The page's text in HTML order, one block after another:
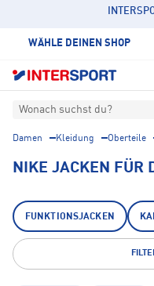
WÄHLE DEINEN SHOP
Wonach suchst du?
Damen Kleidung Oberteile
NIKE JACKEN FÜR
FUNKTIONSJACKEN